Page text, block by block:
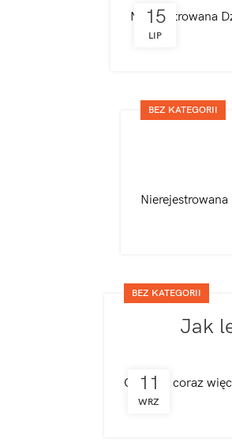
15
LIP
Nierejestrowana
BEZ KATEGORII
11
WRZ
BEZ KATEGORII
Jak
Obecnie coraz